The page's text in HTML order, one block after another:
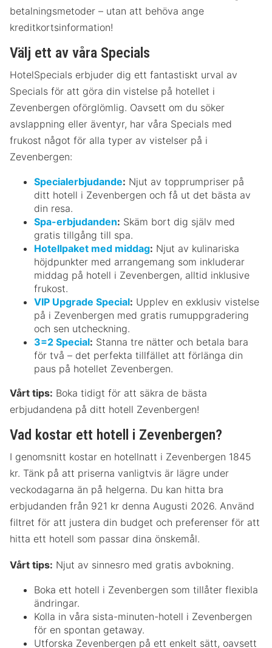
betalningsmetoder – utan att behöva ange
kreditkortsinformation!
Välj ett av våra Specials
HotelSpecials erbjuder dig ett fantastiskt urval av
Specials för att göra din vistelse på hotellet i
Zevenbergen oförglömlig. Oavsett om du söker
avslappning eller äventyr, har våra Specials med
frukost något för alla typer av vistelser på i
Zevenbergen:
Specialerbjudande: Njut av topprumpriser på
ditt hotell i Zevenbergen och få ut det bästa av
din resa.
Spa-erbjudanden: Skäm bort dig själv med
gratis tillgång till spa.
Hotellpaket med middag: Njut av kulinariska
höjdpunkter med arrangemang som inkluderar
middag på hotell i Zevenbergen, alltid inklusive
frukost.
VIP Upgrade Special: Upplev en exklusiv vistelse
på i Zevenbergen med gratis rumuppgradering
och sen utcheckning.
3=2 Special: Stanna tre nätter och betala bara
för två – det perfekta tillfället att förlänga din
paus på hotellet Zevenbergen.
Vårt tips: Boka tidigt för att säkra de bästa
erbjudandena på ditt hotell Zevenbergen!
Vad kostar ett hotell i Zevenbergen?
I genomsnitt kostar en hotellnatt i Zevenbergen 1845
kr. Tänk på att priserna vanligtvis är lägre under
veckodagarna än på helgerna. Du kan hitta bra
erbjudanden från 921 kr denna Augusti 2026. Använd
filtret för att justera din budget och preferenser för att
hitta ett hotell som passar dina önskemål.
Vårt tips: Njut av sinnesro med gratis avbokning.
Boka ett hotell i Zevenbergen som tillåter flexibla
ändringar.
Kolla in våra sista-minuten-hotell i Zevenbergen
för en spontan getaway.
Utforska Zevenbergen på ett enkelt sätt, oavsett